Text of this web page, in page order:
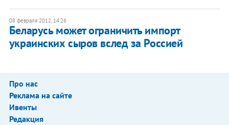
08 февраля 2012, 14:26
Беларусь может ограничить импорт
украинских сыров вслед за Россией
Про нас
Реклама на сайте
Ивенты
Редакция